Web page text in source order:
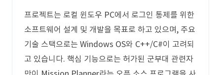
프로젝트는 로컬 윈도우 PC에서 로그인 통제를 위한
소프트웨어 설계 및 개발을 목표로 하고 있으며, 주요
기술 스택으로는 Windows OS와 C++/C#이 고려되
고 있습니다. 핵심 기능으로는 허가된 군부대 관련자